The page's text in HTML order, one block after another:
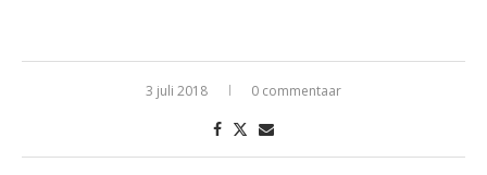
3 juli 2018 0 commentaar